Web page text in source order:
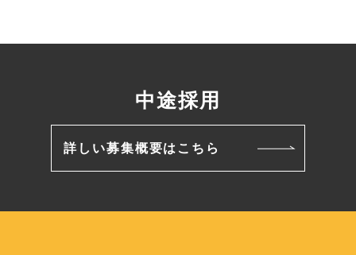
中途採用
詳しい募集概要はこちら